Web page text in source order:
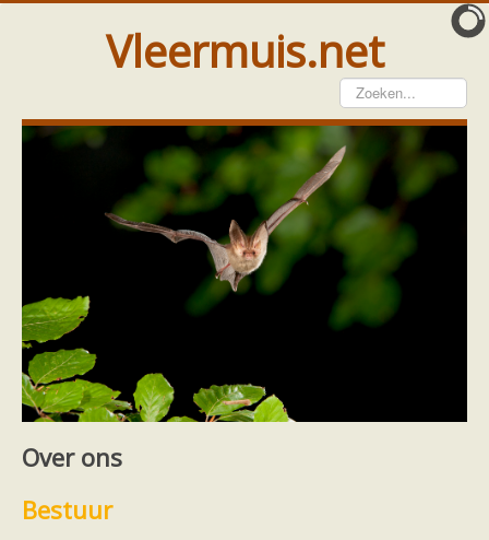
Vleermuis.net
Vleermuis gezien
Waarneming doorgeven
Wat doen wij met meldingen
Telinstructie
Waarnemingen doorgeven elders
Hulp
Vleermuis gevonden
Vanginstructie
Hulp per email
Hulp per provincie
Drenthe
Groningen
Flevoland
Limburg
Home Ecologie en soorten
Kleine en grote hoefijzerneus
Footer
Over ons
Bestuur